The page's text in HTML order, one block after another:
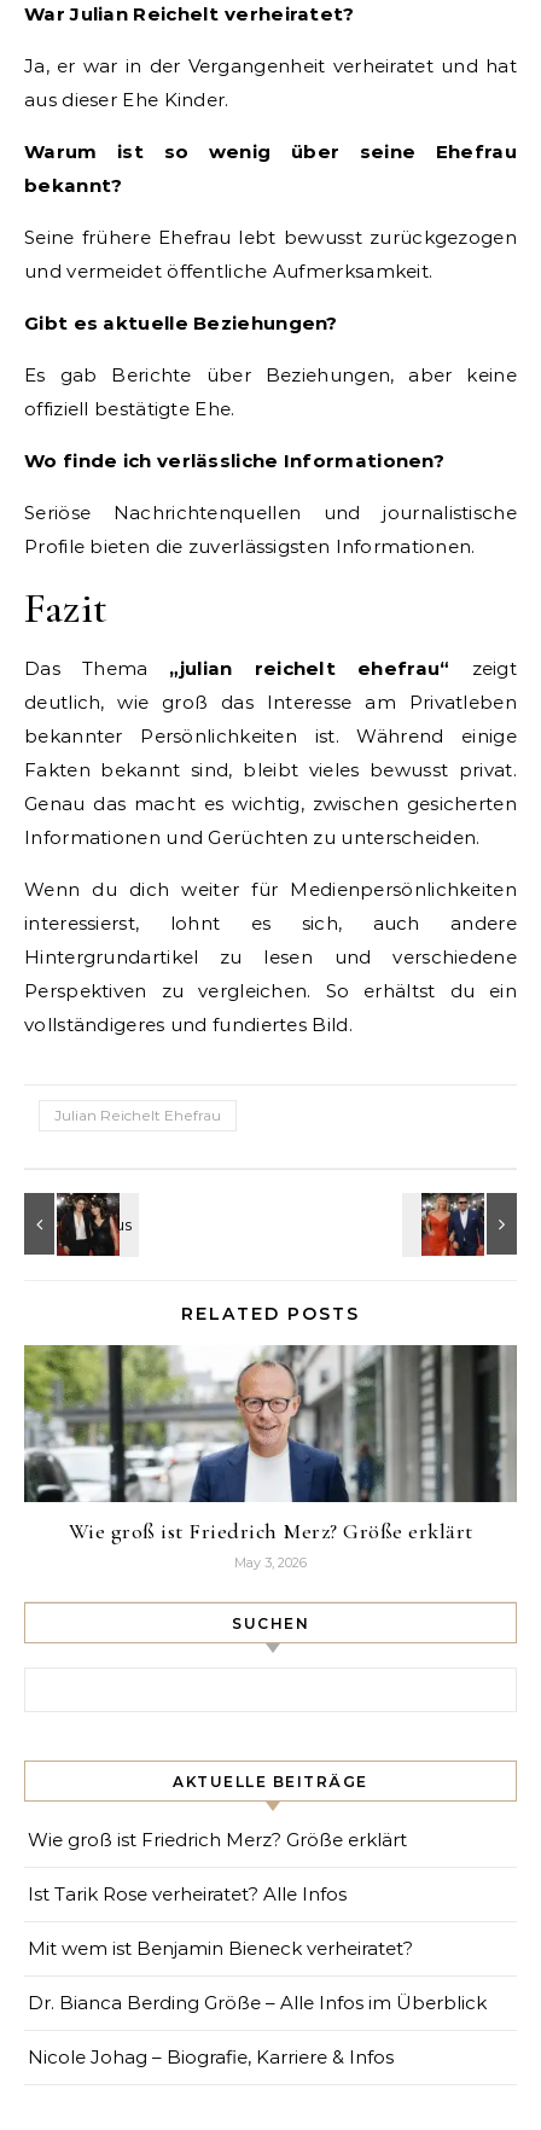
War Julian Reichelt verheiratet?
Ja, er war in der Vergangenheit verheiratet und hat
aus dieser Ehe Kinder.
Warum ist so wenig über seine Ehefrau
bekannt?
Seine frühere Ehefrau lebt bewusst zurückgezogen
und vermeidet öffentliche Aufmerksamkeit.
Gibt es aktuelle Beziehungen?
Es gab Berichte über Beziehungen, aber keine
offiziell bestätigte Ehe.
Wo finde ich verlässliche Informationen?
Seriöse Nachrichtenquellen und journalistische
Profile bieten die zuverlässigsten Informationen.
Fazit
Das Thema „julian reichelt ehefrau“ zeigt
deutlich, wie groß das Interesse am Privatleben
bekannter Persönlichkeiten ist. Während einige
Fakten bekannt sind, bleibt vieles bewusst privat.
Genau das macht es wichtig, zwischen gesicherten
Informationen und Gerüchten zu unterscheiden.
Wenn du dich weiter für Medienpersönlichkeiten
interessierst, lohnt es sich, auch andere
Hintergrundartikel zu lesen und verschiedene
Perspektiven zu vergleichen. So erhältst du ein
vollständigeres und fundiertes Bild.
Julian Reichelt Ehefrau
RELATED POSTS
Wie groß ist Friedrich Merz? Größe erklärt
May 3, 2026
SUCHEN
AKTUELLE BEITRÄGE
Wie groß ist Friedrich Merz? Größe erklärt
Ist Tarik Rose verheiratet? Alle Infos
Mit wem ist Benjamin Bieneck verheiratet?
Dr. Bianca Berding Größe – Alle Infos im Überblick
Nicole Johag – Biografie, Karriere & Infos